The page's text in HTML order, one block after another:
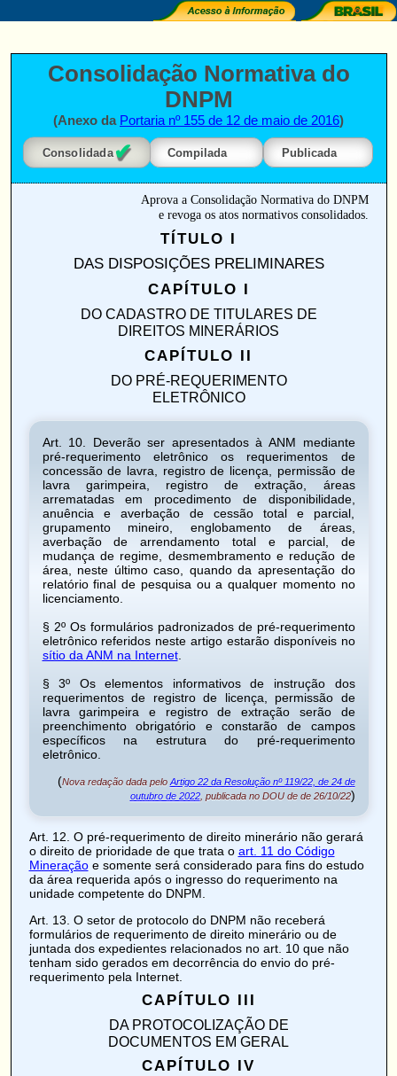
Consolidação Normativa do
DNPM
(Anexo da Portaria nº 155 de 12 de maio de 2016)
Consolidada✔ Compilada Publicada
Aprova a Consolidação Normativa do DNPM
e revoga os atos normativos consolidados.
TÍTULO I
DAS DISPOSIÇÕES PRELIMINARES
CAPÍTULO I
DO CADASTRO DE TITULARES DE
DIREITOS MINERÁRIOS
CAPÍTULO II
DO PRÉ-REQUERIMENTO
ELETRÔNICO
Art. 10.
Deverão ser apresentados à ANM mediante
pré-requerimento eletrônico os requerimentos de
concessão de lavra, registro de licença, permissão de
lavra garimpeira, registro de extração, áreas
arrematadas em procedimento de disponibilidade,
anuência e averbação de cessão total e parcial,
grupamento mineiro, englobamento de áreas,
averbação de arrendamento total e parcial, de
mudança de regime, desmembramento e redução de
área, neste último caso, quando da apresentação do
relatório final de pesquisa ou a qualquer momento no
licenciamento.
§ 2º Os formulários padronizados de pré-requerimento
eletrônico referidos neste artigo estarão disponíveis no
sítio da ANM na Internet.
§ 3º Os elementos informativos de instrução dos
requerimentos de registro de licença, permissão de
lavra garimpeira e registro de extração serão de
preenchimento obrigatório e constarão de campos
específicos na estrutura do pré-requerimento
eletrônico.
(Nova redação dada pelo Artigo 22 da Resolução nº 119/22, de 24 de
outubro de 2022, publicada no DOU de de 26/10/22)
Art. 12 . O pré-requerimento de direito minerário não gerará
o direito de prioridade de que trata o art. 11 do Código
Mineraçãoe somente será considerado para fins do estudo
da área requerida após o ingresso do requerimento na
unidade competente do DNPM.
Art. 13 . O setor de protocolo do DNPM não receberá
formulários de requerimento de direito minerário ou de
juntada dos expedientes relacionados no art. 10 que não
tenham sido gerados em decorrência do envio do pré-
requerimento pela Internet.
CAPÍTULO III
DA PROTOCOLIZAÇÃO DE
DOCUMENTOS EM GERAL
CAPÍTULO IV